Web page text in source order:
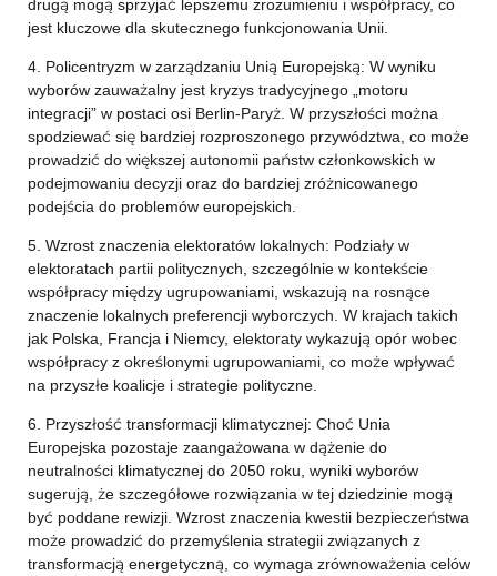
drugą mogą sprzyjać lepszemu zrozumieniu i współpracy, co
jest kluczowe dla skutecznego funkcjonowania Unii.
4. Policentryzm w zarządzaniu Unią Europejską: W wyniku
wyborów zauważalny jest kryzys tradycyjnego „motoru
integracji” w postaci osi Berlin-Paryż. W przyszłości można
spodziewać się bardziej rozproszonego przywództwa, co może
prowadzić do większej autonomii państw członkowskich w
podejmowaniu decyzji oraz do bardziej zróżnicowanego
podejścia do problemów europejskich.
5. Wzrost znaczenia elektoratów lokalnych: Podziały w
elektoratach partii politycznych, szczególnie w kontekście
współpracy między ugrupowaniami, wskazują na rosnące
znaczenie lokalnych preferencji wyborczych. W krajach takich
jak Polska, Francja i Niemcy, elektoraty wykazują opór wobec
współpracy z określonymi ugrupowaniami, co może wpływać
na przyszłe koalicje i strategie polityczne.
6. Przyszłość transformacji klimatycznej: Choć Unia
Europejska pozostaje zaangażowana w dążenie do
neutralności klimatycznej do 2050 roku, wyniki wyborów
sugerują, że szczegółowe rozwiązania w tej dziedzinie mogą
być poddane rewizji. Wzrost znaczenia kwestii bezpieczeństwa
może prowadzić do przemyślenia strategii związanych z
transformacją energetyczną, co wymaga zrównoważenia celów